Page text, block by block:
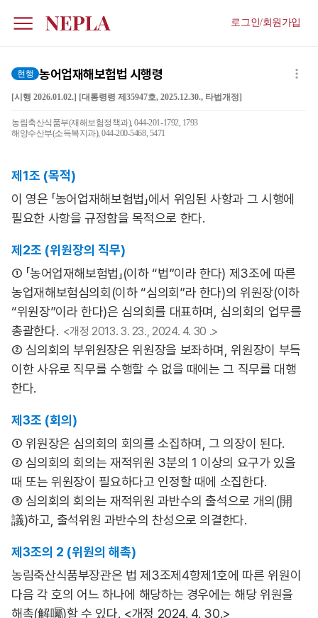
로그인/회원가입
현행 농어업재해보험법 시행령
[시행 2026.01.02.] [대통령령 제35947호, 2025.12.30., 타법개정]
농림축산식품부(재해보험정책과), 044-201-1792, 1793
해양수산부(소득복지과), 044-200-5468, 5471
제1조 (목적)
이 영은 「농어업재해보험법」에서 위임된 사항과 그 시행에
필요한 사항을 규정함을 목적으로 한다.
제2조 (위원장의 직무)
① 「농어업재해보험법」(이하 “법”이라 한다) 제3조에 따른
농업재해보험심의회(이하 “심의회”라 한다)의 위원장(이하
“위원장”이라 한다)은 심의회를 대표하며, 심의회의 업무를
총괄한다. <개정 2013. 3. 23., 2024. 4. 30 .>
② 심의회의 부위원장은 위원장을 보좌하며, 위원장이 부득
이한 사유로 직무를 수행할 수 없을 때에는 그 직무를 대행
한다.
제3조 (회의)
① 위원장은 심의회의 회의를 소집하며, 그 의장이 된다.
② 심의회의 회의는 재적위원 3분의 1 이상의 요구가 있을
때 또는 위원장이 필요하다고 인정할 때에 소집한다.
③ 심의회의 회의는 재적위원 과반수의 출석으로 개의(開
議)하고, 출석위원 과반수의 찬성으로 의결한다.
제3조의 2 (위원의 해촉)
농림축산식품부장관은 법 제3조제4항제1호에 따른 위원이
다음 각 호의 어느 하나에 해당하는 경우에는 해당 위원을
해촉(解囑)할 수 있다. <개정 2024. 4. 30.>